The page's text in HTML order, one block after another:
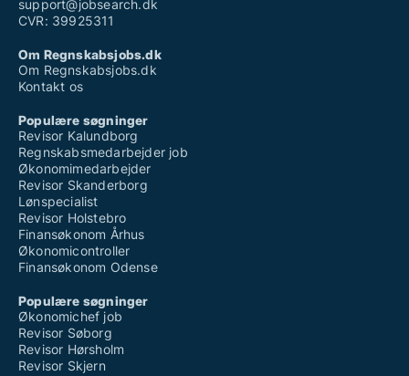
support@jobsearch.dk
CVR: 39925311
Om Regnskabsjobs.dk
Om Regnskabsjobs.dk
Kontakt os
Populære søgninger
Revisor Kalundborg
Regnskabsmedarbejder job
Økonomimedarbejder
Revisor Skanderborg
Lønspecialist
Revisor Holstebro
Finansøkonom Århus
Økonomicontroller
Finansøkonom Odense
Populære søgninger
Økonomichef job
Revisor Søborg
Revisor Hørsholm
Revisor Skjern